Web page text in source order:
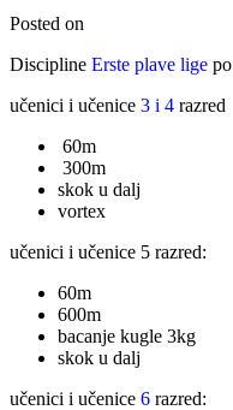
Posted on
Discipline Erste plave lige
učenici i učenice 3 i 4 razred
60m
300m
skok u dalj
vortex
učenici i učenice 5 razred:
60m
600m
bacanje kugle 3kg
skok u dalj
učenici i učenice 6 razred: